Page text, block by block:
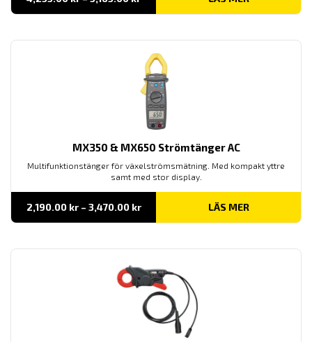
till
MX350 & MX650 Strömtänger AC
Multifunktionstänger för växelströmsmätning. Med kompakt yttre
samt med stor display.
2,190.00 kr – 3,470.00 krPrisintervall:
till
LÄS MER